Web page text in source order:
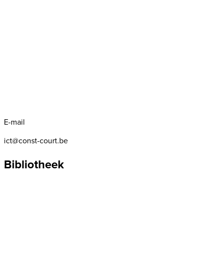
E-mail
ict@const-court.be
Bibliotheek